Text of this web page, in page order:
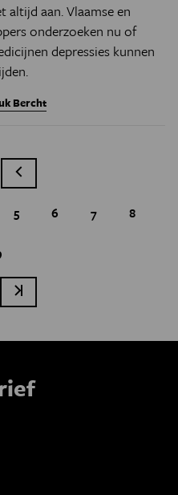
altijd aan. Vlaamse en
onderzoeken nu of
depressies kunnen
Bercht
pagina
Vorige pagina
Page
5 Page
6 Page
7 Page
8
pagina
Laatste pagina